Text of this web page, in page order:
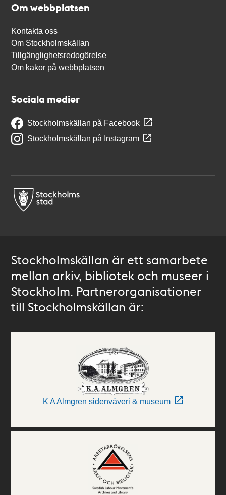
Om webbplatsen
Kontakta oss
Om Stockholmskällan
Tillgänglighetsredogörelse
Om kakor på webbplatsen
Sociala medier
Stockholmskällan på Facebook
Stockholmskällan på Instagram
Stockholmskällan är ett samarbete
mellan arkiv, bibliotek och museer i
Stockholm. Partnerorganisationer
till Stockholmskällan är:
K A Almgren sidenväveri & museum